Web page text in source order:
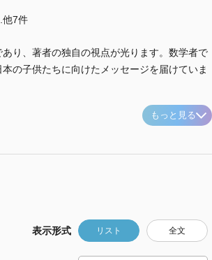
...他7件
り、著者の独自の視点が光ります。数学者で
の子供たちに向けたメッセージを届けていま
もっと見る
表示形式 リスト 全文